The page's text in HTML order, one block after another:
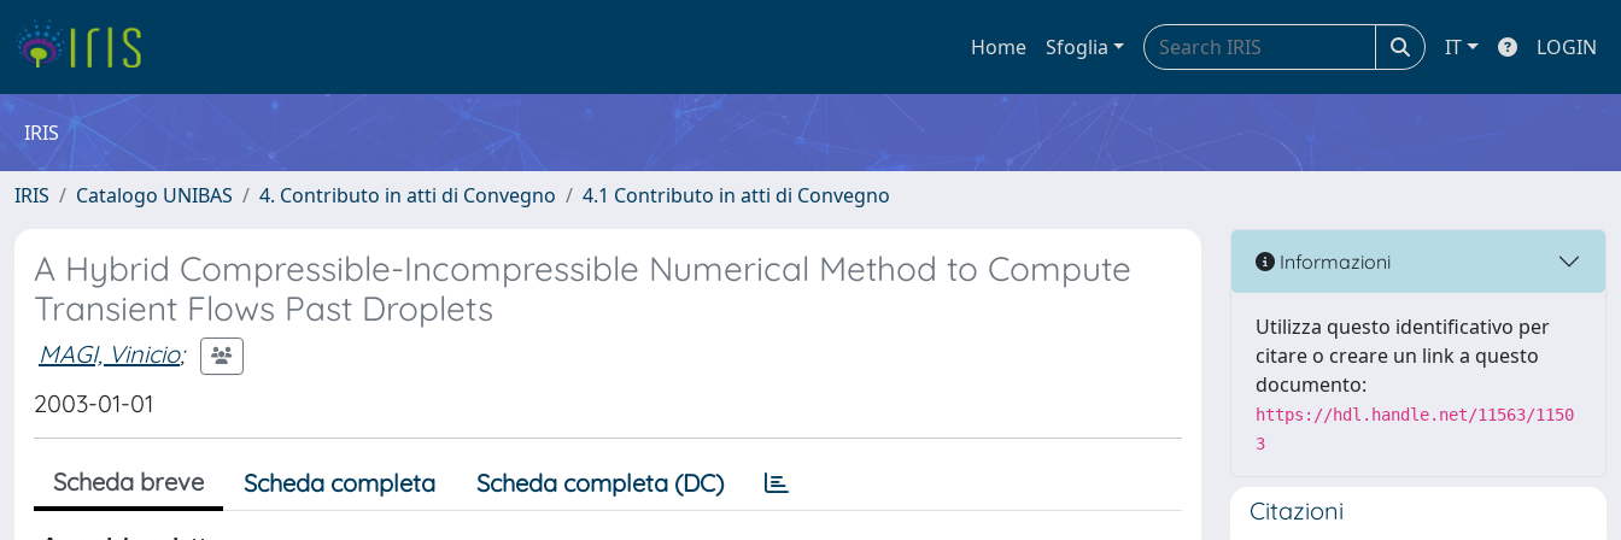
Home Sfoglia IT LOGIN
IRIS
IRIS Catalogo UNIBAS 4. Contributo in atti di Convegno 4.1 Contributo in atti di Convegno
A Hybrid Compressible-Incompressible Numerical Method to Compute
Transient Flows Past Droplets
MAGI, Vinicio;
2003-01-01
Scheda breve Scheda completa Scheda completa (DC)
Informazioni
Utilizza questo identificativo per
citare o creare un link a questo
documento:
https://hdl.handle.net/11563/1150
3
Citazioni